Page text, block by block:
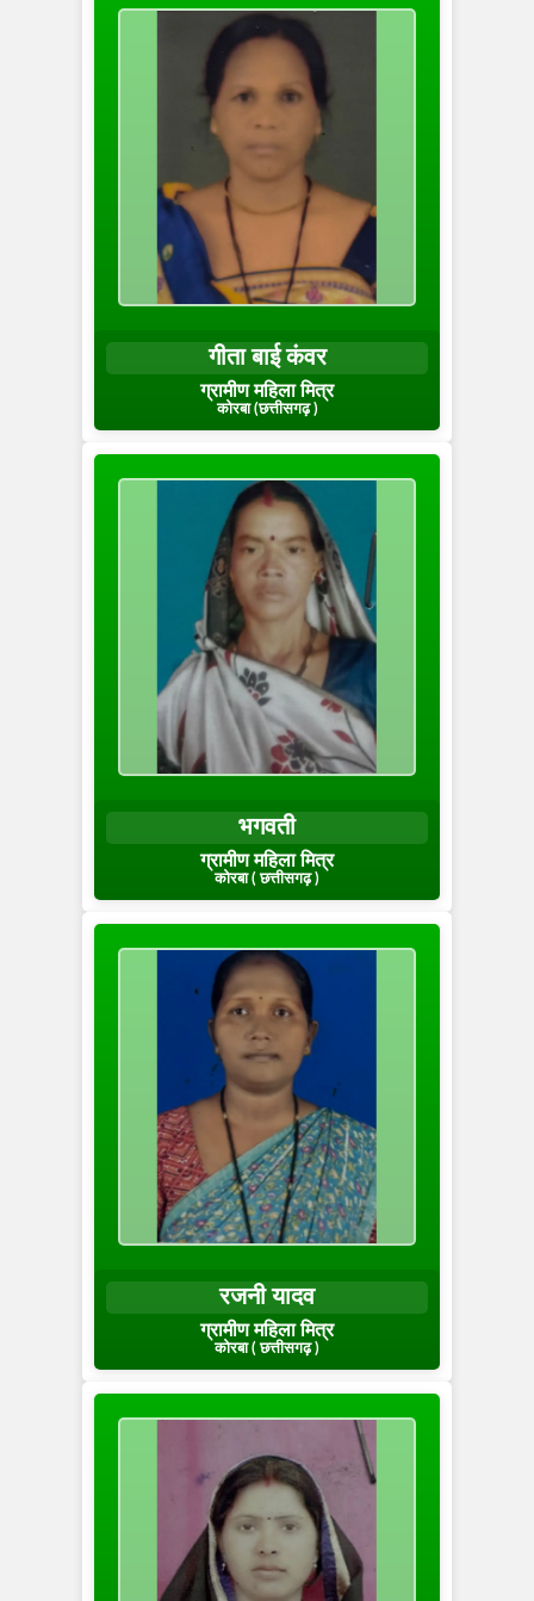
गीता बाई कंवर
ग्रामीण महिला मित्र
कोरबा (छत्तीसगढ़ )
भगवती
ग्रामीण महिला मित्र
कोरबा ( छत्तीसगढ़ )
रजनी यादव
ग्रामीण महिला मित्र
कोरबा ( छत्तीसगढ़ )